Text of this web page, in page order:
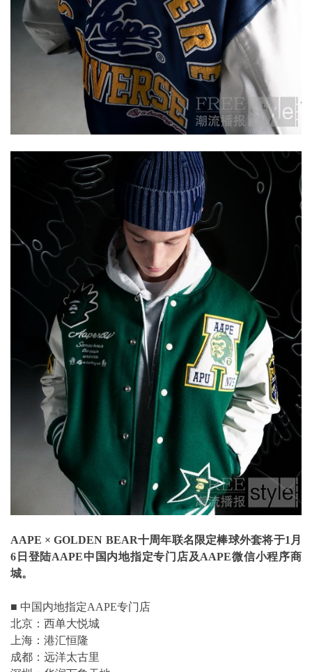
AAPE × GOLDEN BEAR十周年联名限定棒球外套将于1月
6日登陆AAPE中国内地指定专门店及AAPE微信小程序商
城。
■ 中国内地指定AAPE专门店
北京：西单大悦城
上海：港汇恒隆
成都：远洋太古里